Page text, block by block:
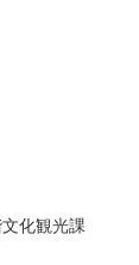
化観光課